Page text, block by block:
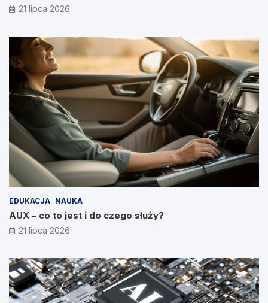
21 lipca 2026
EDUKACJA NAUKA
AUX – co to jest i do czego służy?
21 lipca 2026